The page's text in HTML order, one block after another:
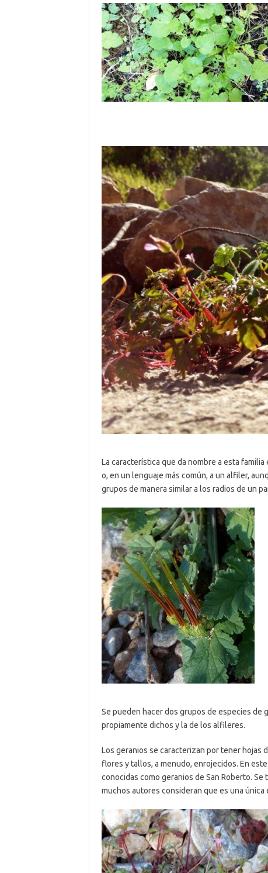
La característica que da nombre a esta
o, en un lenguaje más común, a un alfiler,
grupos de manera similar a los radios de un
Se pueden hacer dos grupos de especies de
propiamente dichos y la de los alfileres.
Los geranios se caracterizan por tener hojas
flores y tallos, a menudo, enrojecidos. En
conocidas como geranios de San Roberto.
muchos autores consideran que es una